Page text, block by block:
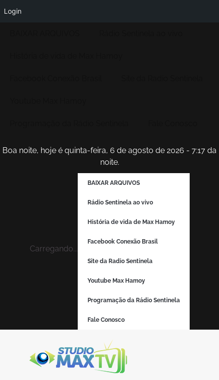
Boa noite, hoje é quinta-feira, 6 de agosto de 2026 - 7:17 da
noite.
Carregando...
BAIXAR ARQUIVOS
Rádio Sentinela ao vivo
História de vida de Max Hamoy
Facebook Conexão Brasil
Site da Radio Sentinela
Youtube Max Hamoy
Programação da Rádio Sentinela
Fale Conosco
Login